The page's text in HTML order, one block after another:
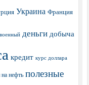
Украина Франция
военный деньги добыча
кредит курс доллара
на нефть полезные